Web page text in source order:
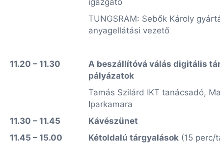
igazgató
TUNGSRAM: Sebők Károly
anyagellátási vezető
11.20 – 11.30
A beszállítóvá válás digitális
pályázatok
Tamás Szilárd IKT tanácsadó,
Iparkamara
11.30 – 11.45
Kávészünet
11.45 – 15.00
Kétoldalú tárgyalások (15 perc/